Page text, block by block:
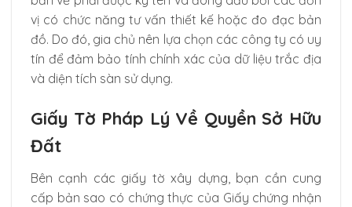
vị có chức năng tư vấn thiết kế hoặc đo đạc bản
đồ. Do đó, gia chủ nên lựa chọn các công ty có uy
tín để đảm bảo tính chính xác của dữ liệu trắc địa
và diện tích sàn sử dụng.
Giấy Tờ Pháp Lý Về Quyền Sở Hữu
Đất
Bên cạnh các giấy tờ xây dựng, bạn cần cung
cấp bản sao có chứng thực của Giấy chứng nhận